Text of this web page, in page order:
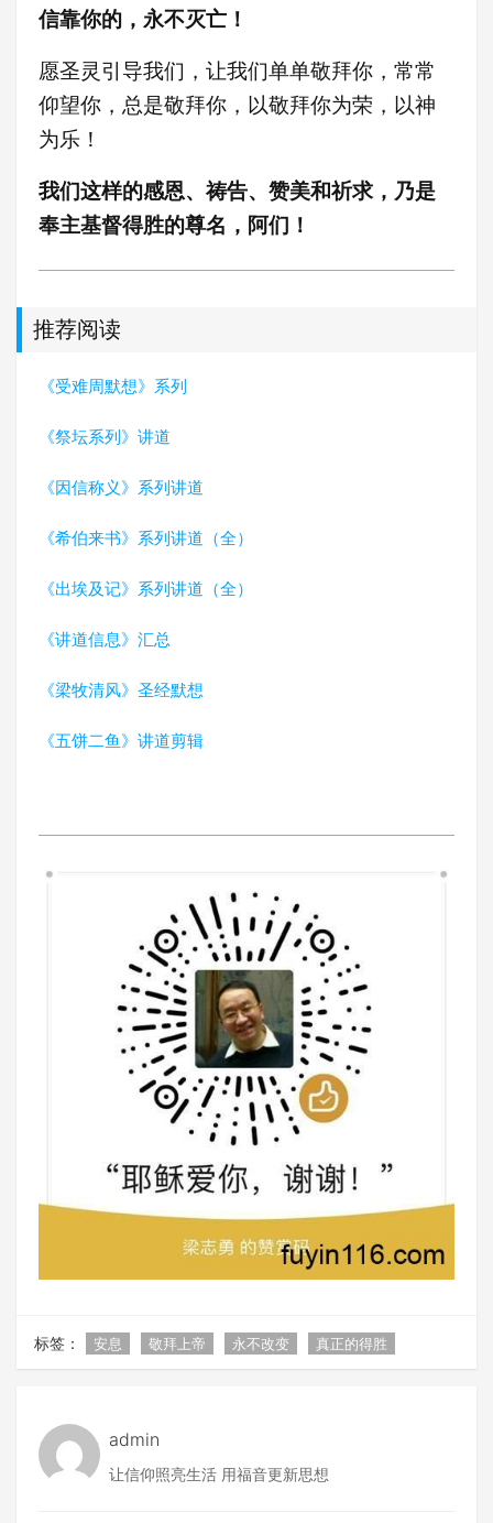
信靠你的，永不灭亡！
愿圣灵引导我们，让我们单单敬拜你，常常
仰望你，总是敬拜你，以敬拜你为荣，以神
为乐！
我们这样的感恩、祷告、赞美和祈求，乃是
奉主基督得胜的尊名，阿们！
推荐阅读
《受难周默想》系列
《祭坛系列》讲道
《因信称义》系列讲道
《希伯来书》系列讲道（全）
《出埃及记》系列讲道（全）
《讲道信息》汇总
《梁牧清风》圣经默想
《五饼二鱼》讲道剪辑
标签： 安息 敬拜上帝 永不改变 真正的得胜
admin
让信仰照亮生活 用福音更新思想